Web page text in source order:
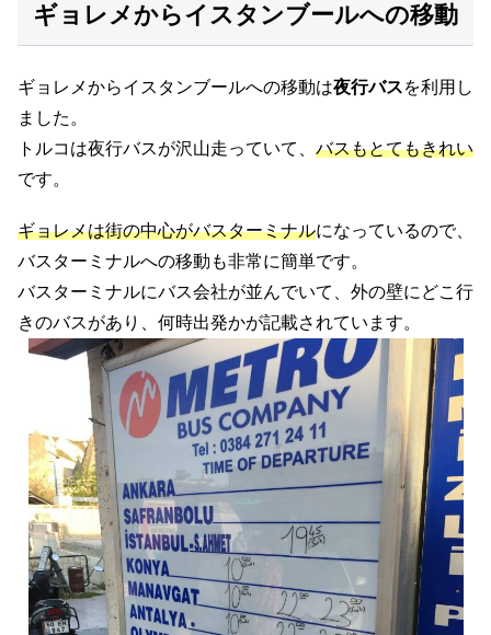
ギョレメからイスタンブールへの移動
ギョレメからイスタンブールへの移動は夜行バスを利用し
ました。
トルコは夜行バスが沢山走っていて、 バスもとてもきれい
です。
ギョレメは街の中心がバスターミナルになっているので、
バスターミナルへの移動も非常に簡単です。
バスターミナルにバス会社が並んでいて、外の壁にどこ行
きのバスがあり、何時出発かが記載されています。